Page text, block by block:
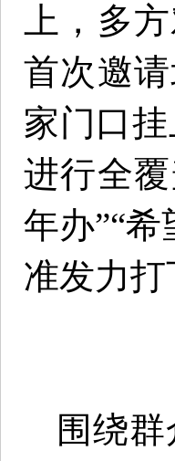
上，多
首次邀
家门口
进行全
年办”“
准发力打
围绕